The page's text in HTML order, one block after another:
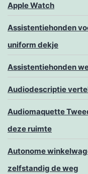
Apple Watch
Assistentiehonden
uniform dekje
Assistentiehonden
Audiodescriptie
Audiomaquette
deze ruimte
Autonome
zelfstandig de weg